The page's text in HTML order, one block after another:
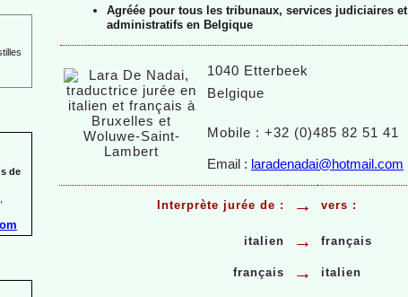
de
Agréée pour tous les tribunaux, services judiciaires et
administratifs en Belgique
Interprète jurée de : → vers :
italien → français
français → italien
1040 Etterbeek
Belgique
Mobile : +32 (0)485 82 51 41
Email : laradenadai@hotmail.com